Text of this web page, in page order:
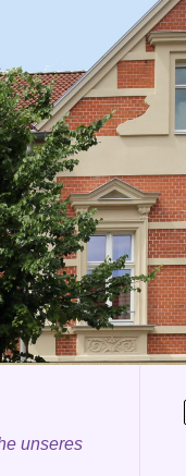
unseres